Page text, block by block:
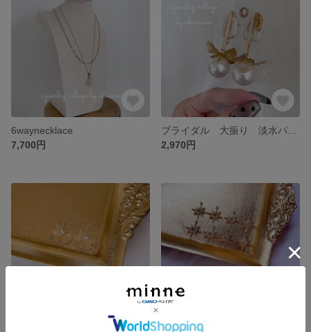
6waynecklace
7,700円
2,970円